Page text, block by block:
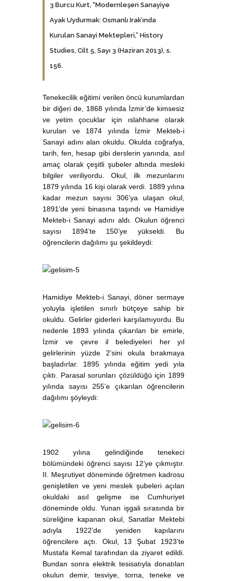
3 Burcu Kurt, “Modernleşen Sanayiye
Ayak Uydurmak: Osmanlı Irak’ında
Kurulan Sanayi Mektepleri,” History
Studies, Cilt 5, Sayı 3 (Haziran 2013), s.
156.
Tenekecilik eğitimi verilen öncü kurumlardan
bir diğeri de, 1868 yılında İzmir’de kimsesiz
ve yetim çocuklar için ıslahhane olarak
kurulan ve 1874 yılında İzmir Mekteb-i
Sanayi adını alan okuldu. Okulda coğrafya,
tarih, fen, hesap gibi derslerin yanında, asıl
amaç olarak çeşitli şubeler altında mesleki
bilgiler veriliyordu. Okul, ilk mezunlarını
1879 yılında 16 kişi olarak verdi. 1889 yılına
kadar mezun sayısı 306’ya ulaşan okul,
1891’de yeni binasına taşındı ve Hamidiye
Mekteb-i Sanayi adını aldı. Okulun öğrenci
sayısı 1894’te 150’ye yükseldi. Bu
öğrencilerin dağılımı şu şekildeydi:
Hamidiye Mekteb-i Sanayi, döner sermaye
yoluyla işletilen sınırlı bütçeye sahip bir
okuldu. Gelirler giderleri karşılamıyordu. Bu
nedenle 1893 yılında çıkarılan bir emirle,
İzmir ve çevre il belediyeleri her yıl
gelirlerinin yüzde 2’sini okula bırakmaya
başladırlar. 1895 yılında eğitim yedi yıla
çıktı. Parasal sorunları çözüldüğü için 1899
yılında sayısı 255’e çıkarılan öğrencilerin
dağılımı şöyleydi:
1902 yılına gelindiğinde tenekeci
bölümündeki öğrenci sayısı 12’ye çıkmıştır.
II. Meşrutiyet döneminde öğretmen kadrosu
genişletilen ve yeni meslek şubeleri açılan
okuldaki asıl gelişme ise Cumhuriyet
döneminde oldu. Yunan işgali sırasında bir
süreliğine kapanan okul, Sanatlar Mektebi
adıyla 1922’de yeniden kapılarını
öğrencilere açtı. Okul, 13 Şubat 1923’te
Mustafa Kemal tarafından da ziyaret edildi.
Bundan sonra elektrik tesisatıyla donatılan
okulun demir, tesviye, torna, teneke ve